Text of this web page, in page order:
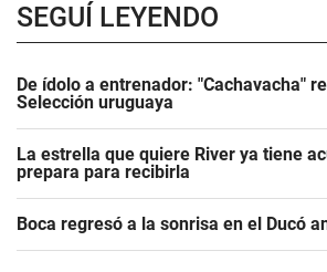
SEGUÍ LEYENDO
De ídolo a entrenador: "Cachavacha"
Selección uruguaya
La estrella que quiere River ya tiene
prepara para recibirla
Boca regresó a la sonrisa en el Ducó